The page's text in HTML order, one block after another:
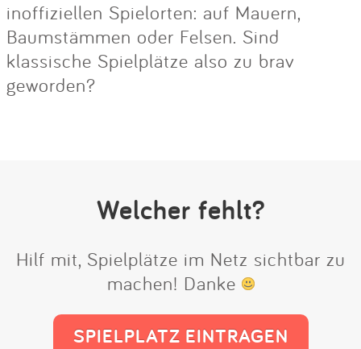
inoffiziellen Spielorten: auf Mauern,
Baumstämmen oder Felsen. Sind
klassische Spielplätze also zu brav
geworden?
Welcher fehlt?
Hilf mit, Spielplätze im Netz sichtbar zu
machen! Danke
SPIELPLATZ EINTRAGEN